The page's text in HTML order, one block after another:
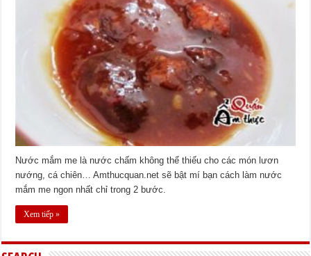
Nước mắm me là nước chấm không thể thiếu cho các món lươn
nướng, cá chiên… Amthucquan.net sẽ bật mí bạn cách làm nước
mắm me ngon nhất chỉ trong 2 bước.
Xem tiếp »